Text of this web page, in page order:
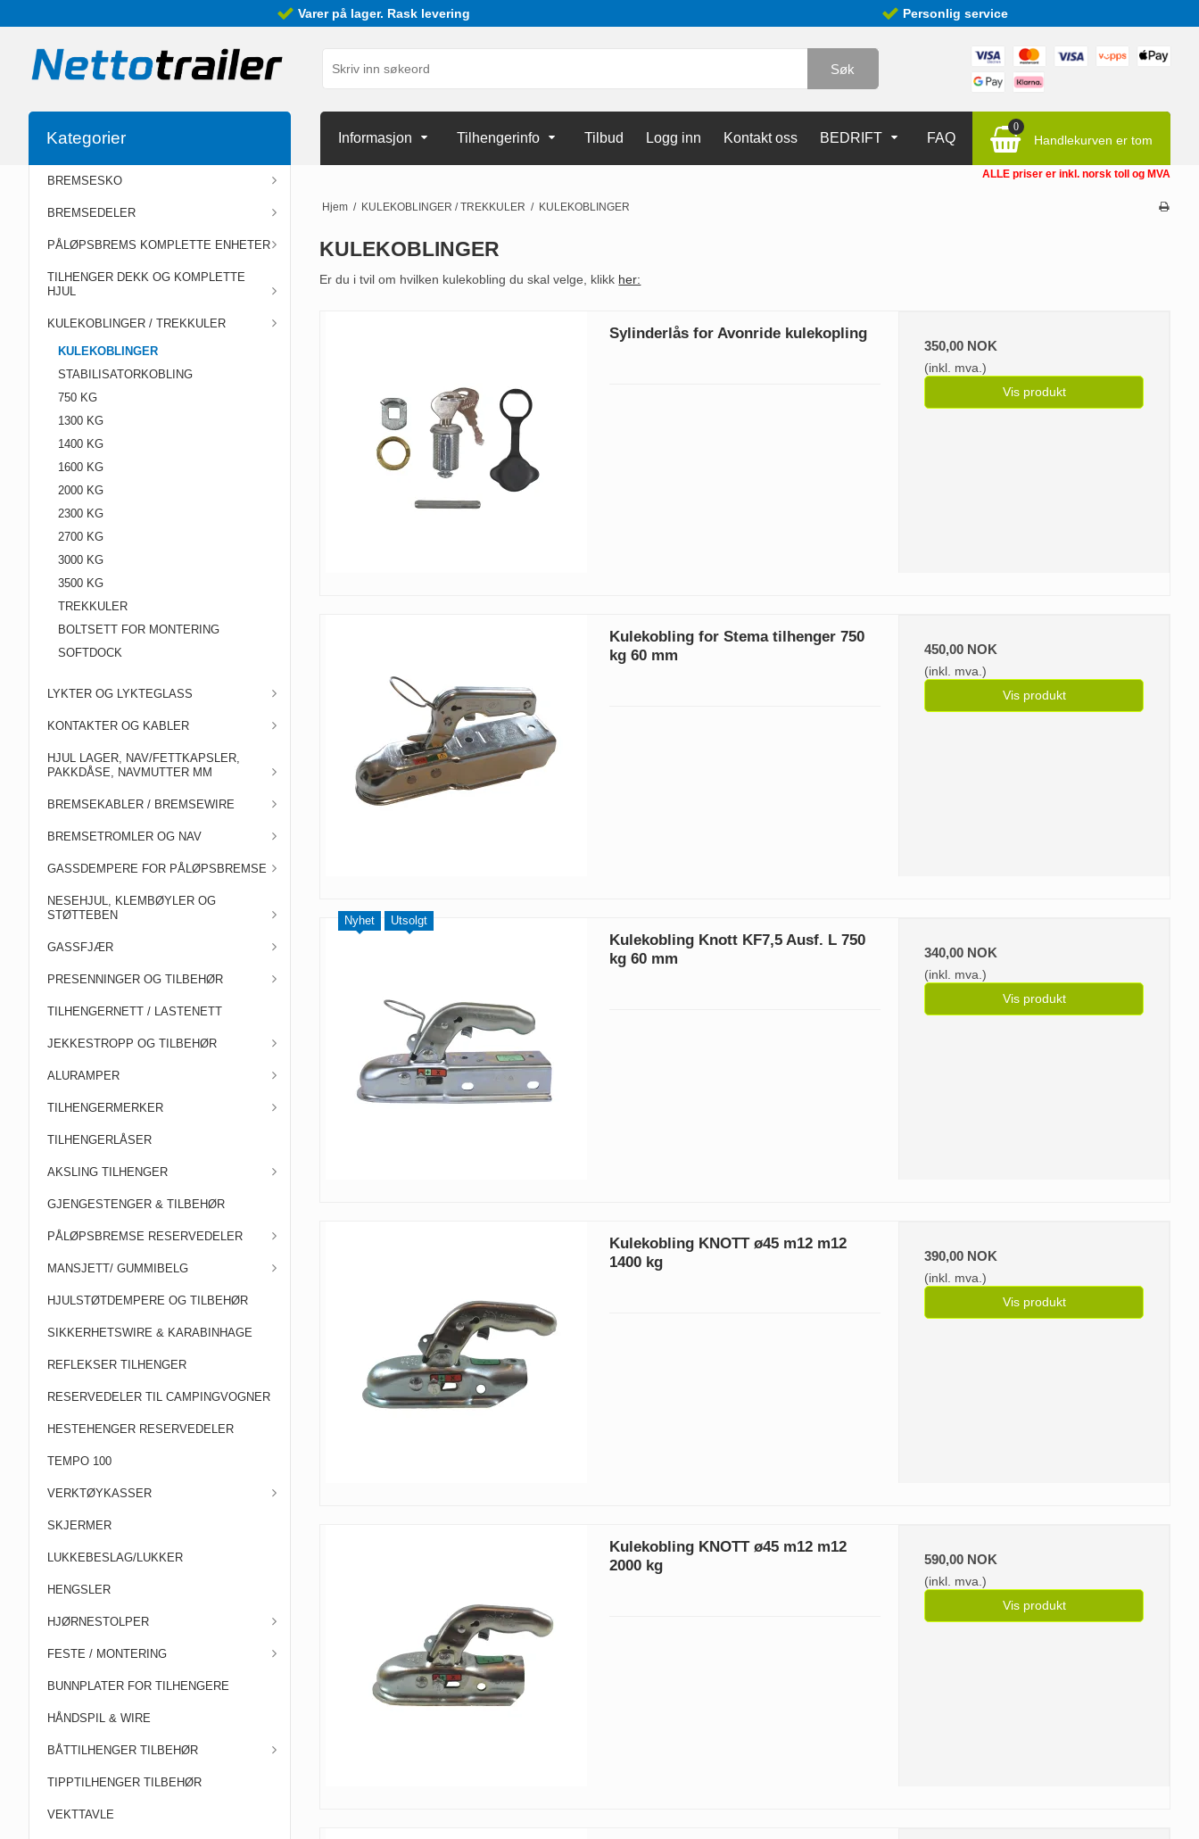
Varer på lager. Rask levering Personlig service
Søk
0
Handlekurven er tom
Informasjon Tilhengerinfo Tilbud Logg inn Kontakt oss BEDRIFT FAQ
Kategorier
BREMSESKO
BREMSEDELER
PÅLØPSBREMS KOMPLETTE ENHETER
TILHENGER DEKK OG KOMPLETTE
HJUL
KULEKOBLINGER / TREKKULER
KULEKOBLINGER
STABILISATORKOBLING
750 KG
1300 KG
1400 KG
1600 KG
2000 KG
2300 KG
2700 KG
3000 KG
3500 KG
TREKKULER
BOLTSETT FOR MONTERING
SOFTDOCK
LYKTER OG LYKTEGLASS
KONTAKTER OG KABLER
HJUL LAGER, NAV/FETTKAPSLER,
PAKKDÅSE, NAVMUTTER MM
BREMSEKABLER / BREMSEWIRE
BREMSETROMLER OG NAV
GASSDEMPERE FOR PÅLØPSBREMSE
NESEHJUL, KLEMBØYLER OG
STØTTEBEN
GASSFJÆR
PRESENNINGER OG TILBEHØR
TILHENGERNETT / LASTENETT
JEKKESTROPP OG TILBEHØR
ALURAMPER
TILHENGERMERKER
TILHENGERLÅSER
AKSLING TILHENGER
GJENGESTENGER & TILBEHØR
PÅLØPSBREMSE RESERVEDELER
MANSJETT/ GUMMIBELG
HJULSTØTDEMPERE OG TILBEHØR
SIKKERHETSWIRE & KARABINHAGE
REFLEKSER TILHENGER
RESERVEDELER TIL CAMPINGVOGNER
HESTEHENGER RESERVEDELER
TEMPO 100
VERKTØYKASSER
SKJERMER
LUKKEBESLAG/LUKKER
HENGSLER
HJØRNESTOLPER
FESTE / MONTERING
BUNNPLATER FOR TILHENGERE
HÅNDSPIL & WIRE
BÅTTILHENGER TILBEHØR
TIPPTILHENGER TILBEHØR
VEKTTAVLE
ALLE priser er inkl. norsk toll og MVA
Hjem / KULEKOBLINGER / TREKKULER / KULEKOBLINGER
KULEKOBLINGER
Er du i tvil om hvilken kulekobling du skal velge, klikk her:
Sylinderlås for Avonride kulekopling
350,00 NOK
(inkl. mva.)
Vis produkt
Kulekobling for Stema tilhenger 750
kg 60 mm
450,00 NOK
(inkl. mva.)
Vis produkt
Nyhet Utsolgt
Kulekobling Knott KF7,5 Ausf. L 750
kg 60 mm
340,00 NOK
(inkl. mva.)
Vis produkt
Kulekobling KNOTT ø45 m12 m12
1400 kg
390,00 NOK
(inkl. mva.)
Vis produkt
Kulekobling KNOTT ø45 m12 m12
2000 kg
590,00 NOK
(inkl. mva.)
Vis produkt